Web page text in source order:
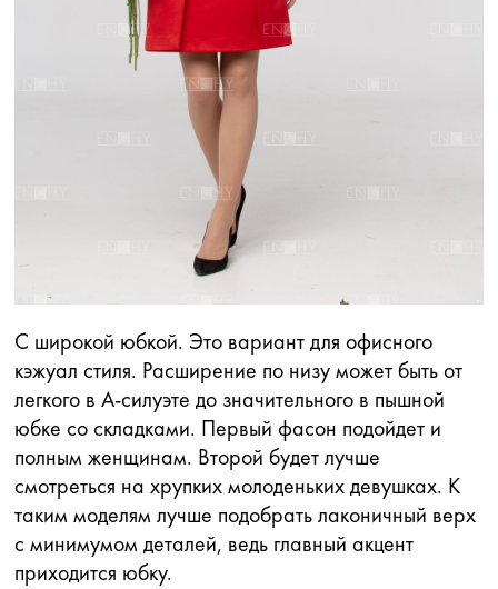
С широкой юбкой. Это вариант для офисного
кэжуал стиля. Расширение по низу может быть от
легкого в А-силуэте до значительного в пышной
юбке со складками. Первый фасон подойдет и
полным женщинам. Второй будет лучше
смотреться на хрупких молоденьких девушках. К
таким моделям лучше подобрать лаконичный верх
с минимумом деталей, ведь главный акцент
приходится юбку.